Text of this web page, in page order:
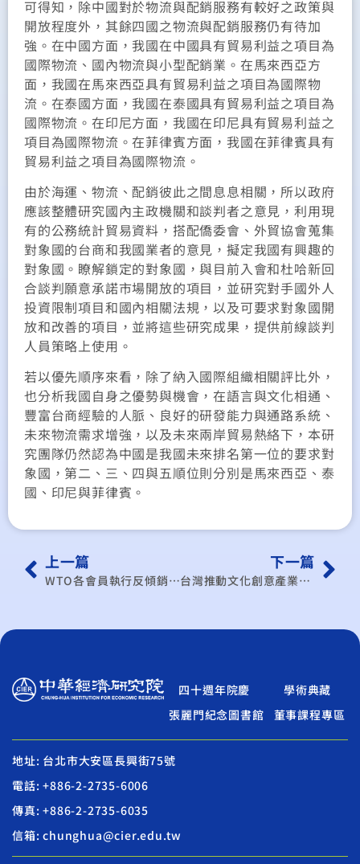
可得知，除中國對於物流與配銷服務有較好之政策與
開放程度外，其餘四國之物流與配銷服務仍有待加
強。在中國方面，我國在中國具有貿易利益之項目為
國際物流、國內物流與小型配銷業。在馬來西亞方
面，我國在馬來西亞具有貿易利益之項目為國際物
流。在泰國方面，我國在泰國具有貿易利益之項目為
國際物流。在印尼方面，我國在印尼具有貿易利益之
項目為國際物流。在菲律賓方面，我國在菲律賓具有
貿易利益之項目為國際物流。
由於海運、物流、配銷彼此之間息息相關，所以政府
應該整體研究國內主政機關和談判者之意見，利用現
有的公務統計貿易資料，搭配僑委會、外貿協會蒐集
對象國的台商和我國業者的意見，擬定我國有興趣的
對象國。瞭解鎖定的對象國，與目前入會和杜哈新回
合談判願意承諾市場開放的項目，並研究對手國外人
投資限制項目和國內相關法規，以及可要求對象國開
放和改善的項目，並將這些研究成果，提供前線談判
人員策略上使用。
若以優先順序來看，除了納入國際組織相關評比外，
也分析我國自身之優勢與機會，在語言與文化相通、
豐富台商經驗的人脈、良好的研發能力與通路系統、
未來物流需求增強，以及未來兩岸貿易熱絡下，本研
究團隊仍然認為中國是我國未來排名第一位的要求對
象國，第二、三、四與五順位則分別是馬來西亞、泰
國、印尼與菲律賓。
上一篇
WTO各會員執行反傾銷較低稅率原則之研究
下一篇
台灣推動文化創意產業對婦女創業之契機與影響
四十週年院慶
學術典藏
張麗門紀念圖書館
董事課程專區
地址: 台北市大安區長興街75號
電話: +886-2-2735-6006
傳真: +886-2-2735-6035
信箱: chunghua@cier.edu.tw